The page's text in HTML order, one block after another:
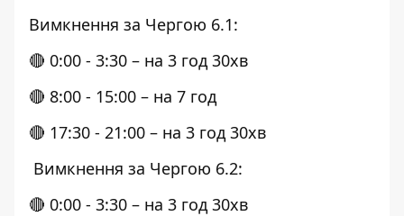
Вимкнення за Чергою 6.1:
🔴 0:00 - 3:30 – на 3 год 30хв
🔴 8:00 - 15:00 – на 7 год
🔴 17:30 - 21:00 – на 3 год 30хв
Вимкнення за Чергою 6.2:
🔴 0:00 - 3:30 – на 3 год 30хв